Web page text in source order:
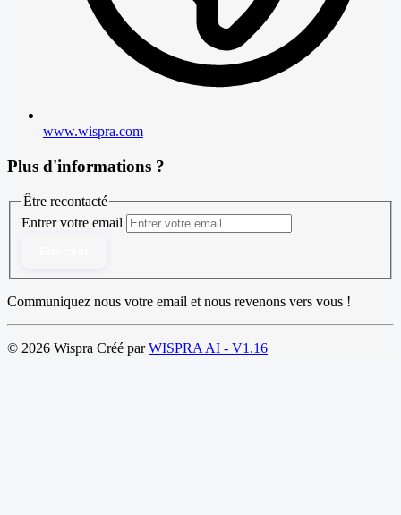
www.wispra.com
Plus d'informations ?
Être recontacté
Entrer votre email
Communiquez nous votre email et nous revenons vers vous !
© 2026 Wispra Créé parWISPRA AI - V1.16